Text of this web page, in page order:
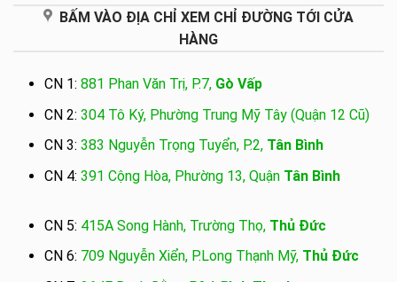
BẤM VÀO ĐỊA CHỈ XEM CHỈ ĐƯỜNG TỚI CỬA
HÀNG
CN 1: 881 Phan Văn Trị, P.7, Gò Vấp
CN 2: 304 Tô Ký, Phường Trung Mỹ Tây (Quận 12 Cũ)
CN 3: 383 Nguyễn Trọng Tuyển, P.2, Tân Bình
CN 4: 391 Cộng Hòa, Phường 13, Quận Tân Bình
CN 5: 415A Song Hành, Trường Thọ, Thủ Đức
CN 6: 709 Nguyễn Xiển, P.Long Thạnh Mỹ, Thủ Đức